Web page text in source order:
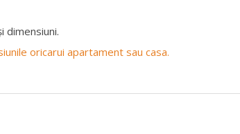
dimensiuni.
oricarui apartament sau casa.